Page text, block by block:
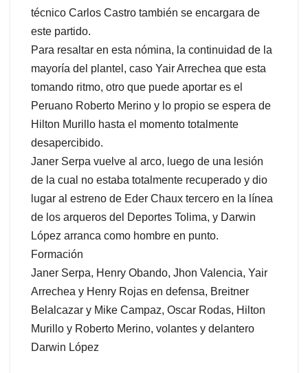
técnico Carlos Castro también se encargara de
este partido.
Para resaltar en esta nómina, la continuidad de la
mayoría del plantel, caso Yair Arrechea que esta
tomando ritmo, otro que puede aportar es el
Peruano Roberto Merino y lo propio se espera de
Hilton Murillo hasta el momento totalmente
desapercibido.
Janer Serpa vuelve al arco, luego de una lesión
de la cual no estaba totalmente recuperado y dio
lugar al estreno de Eder Chaux tercero en la línea
de los arqueros del Deportes Tolima, y Darwin
López arranca como hombre en punto.
Formación
Janer Serpa, Henry Obando, Jhon Valencia, Yair
Arrechea y Henry Rojas en defensa, Breitner
Belalcazar y Mike Campaz, Oscar Rodas, Hilton
Murillo y Roberto Merino, volantes y delantero
Darwin López